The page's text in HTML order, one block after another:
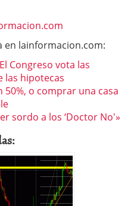
en lainformacion.com:
Congreso vota las
las hipotecas
50%, o comprar una casa
sordo a los ‘Doctor No'»